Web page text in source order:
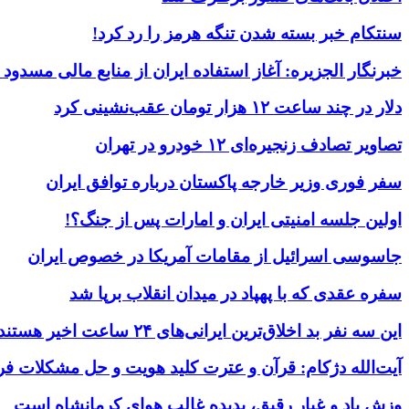
سنتکام خبر بسته شدن تنگه هرمز را رد کرد!
خبرنگار الجزیره: آغاز استفاده ایران از منابع مالی
دلار در چند ساعت ۱۲ هزار تومان عقب‌نشینی کرد
تصاویر تصادف زنجیره‌ای ۱۲ خودرو در تهران
سفر فوری وزیر خارجه پاکستان درباره توافق ایران
اولین جلسه امنیتی ایران و امارات پس از جنگ؟!
جاسوسی اسرائیل از مقامات آمریکا در خصوص ایران
سفره عقدی که با پهپاد در میدان انقلاب برپا شد
این سه نفر بد اخلاق‌ترین ایرانی‌های ۲۴ ساعت اخیر هستند
آیت‌الله دژکام: قرآن و عترت کلید هویت و حل مشکلات
وزش باد و غبار رقیق، پدیده غالب هوای کرمانشاه است